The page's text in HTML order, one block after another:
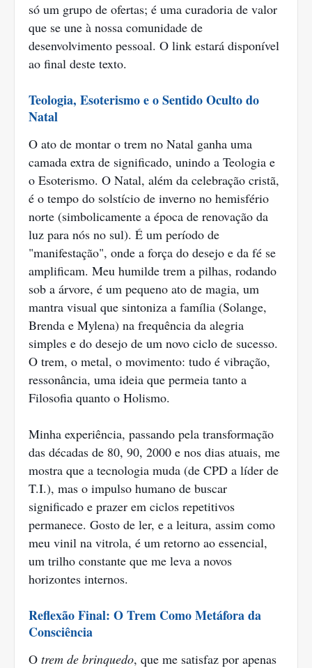
só um grupo de ofertas; é uma curadoria de valor
que se une à nossa comunidade de
desenvolvimento pessoal. O link estará disponível
ao final deste texto.
Teologia, Esoterismo e o Sentido Oculto do
Natal
O ato de montar o trem no Natal ganha uma
camada extra de significado, unindo a Teologia e
o Esoterismo. O Natal, além da celebração cristã,
é o tempo do solstício de inverno no hemisfério
norte (simbolicamente a época de renovação da
luz para nós no sul). É um período de
"manifestação", onde a força do desejo e da fé se
amplificam. Meu humilde trem a pilhas, rodando
sob a árvore, é um pequeno ato de magia, um
mantra visual que sintoniza a família (Solange,
Brenda e Mylena) na frequência da alegria
simples e do desejo de um novo ciclo de sucesso.
O trem, o metal, o movimento: tudo é vibração,
ressonância, uma ideia que permeia tanto a
Filosofia quanto o Holismo.
Minha experiência, passando pela transformação
das décadas de 80, 90, 2000 e nos dias atuais, me
mostra que a tecnologia muda (de CPD a líder de
T.I.), mas o impulso humano de buscar
significado e prazer em ciclos repetitivos
permanece. Gosto de ler, e a leitura, assim como
meu vinil na vitrola, é um retorno ao essencial,
um trilho constante que me leva a novos
horizontes internos.
Reflexão Final: O Trem Como Metáfora da
Consciência
O trem de brinquedo, que me satisfaz por apenas